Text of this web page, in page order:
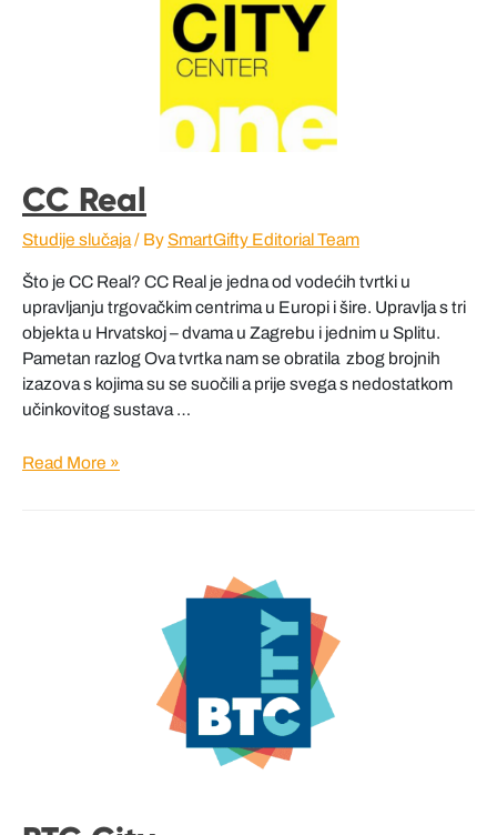
CC Real
Studije slučaja/ BySmartGifty Editorial Team
Što je CC Real? CC Real je jedna od vodećih tvrtki u
upravljanju trgovačkim centrima u Europi i šire. Upravlja s tri
objekta u Hrvatskoj – dvama u Zagrebu i jednim u Splitu.
Pametan razlog Ova tvrtka nam se obratila zbog brojnih
izazova s kojima su se suočili a prije svega s nedostatkom
učinkovitog sustava …
CC
Read More »